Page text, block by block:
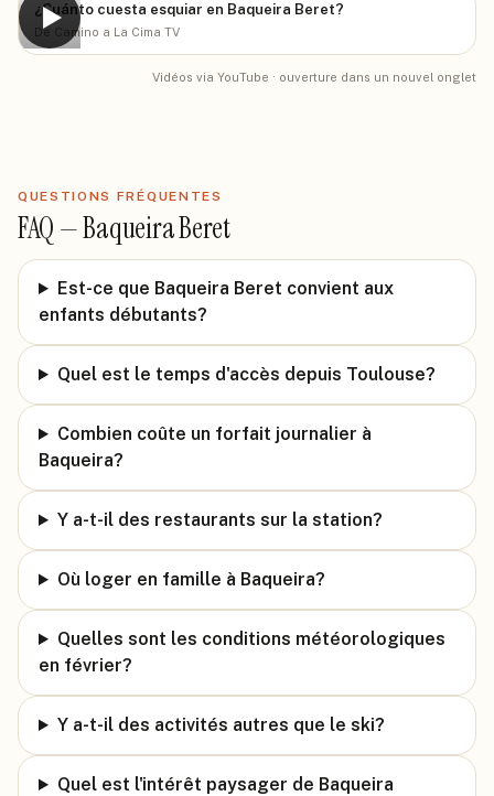
▶
¿Cuánto cuesta esquiar en Baqueira Beret?
De Camino a La Cima TV
Vidéos via YouTube · ouverture dans un nouvel onglet
QUESTIONS FRÉQUENTES
FAQ —Baqueira Beret
Est-ce que Baqueira Beret convient aux
enfants débutants?
Quel est le temps d'accès depuis Toulouse?
Combien coûte un forfait journalier à
Baqueira?
Y a-t-il des restaurants sur la station?
Où loger en famille à Baqueira?
Quelles sont les conditions météorologiques
en février?
Y a-t-il des activités autres que le ski?
Quel est l'intérêt paysager de Baqueira